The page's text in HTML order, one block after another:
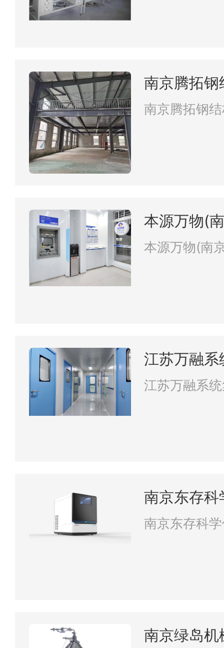
南京腾拓钢
南京腾拓钢
本源万物(
公司
本源万物(南
江苏万融系
江苏万融系
南京东存科
南京东存科
南京绿岛机